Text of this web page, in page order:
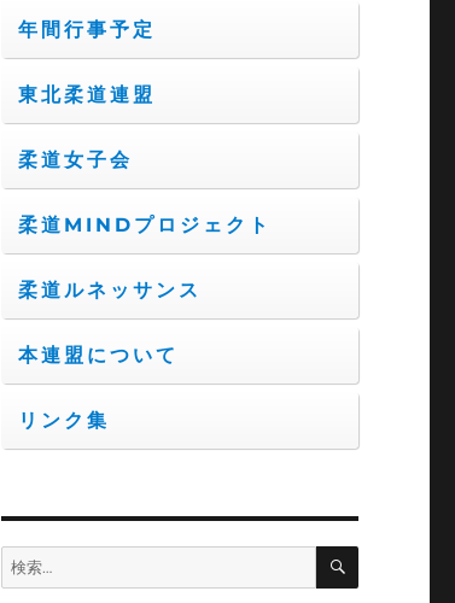
年間行事予定
東北柔道連盟
柔道女子会
柔道MINDプロジェクト
柔道ルネッサンス
本連盟について
リンク集
検
索:
検